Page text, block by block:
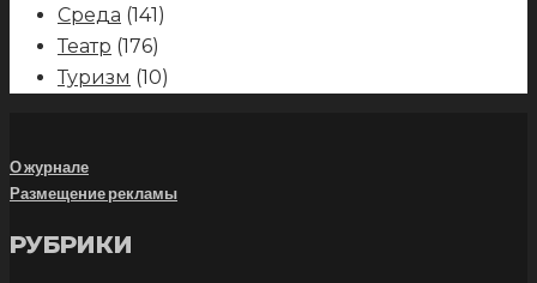
Среда (141)
Театр (176)
Туризм (10)
О журнале
Размещение рекламы
РУБРИКИ